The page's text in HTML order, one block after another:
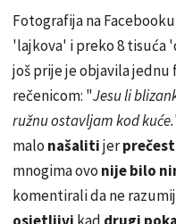
Fotografija na
'lajkova' i preko 8 tisuća
još prije je objavila
rečenicom: "Jesu li
ružnu ostavljam kod kuće.
malo našalitijer
mnogima ovo nije bilo
komentirali da ne